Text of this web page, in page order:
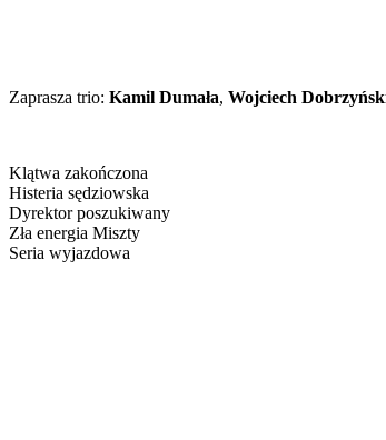
Zaprasza trio: Kamil Dumała, Wojciech
Klątwa zakończona
Histeria sędziowska
Dyrektor poszukiwany
Zła energia Miszty
Seria wyjazdowa